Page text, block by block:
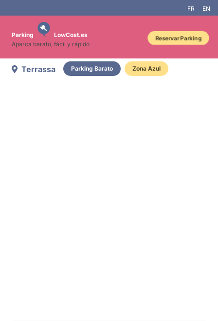
FR EN
Parking
LowCost.es
Aparca barato, fácil y rápido
Reservar Parking
Terrassa Parking Barato Zona Azul